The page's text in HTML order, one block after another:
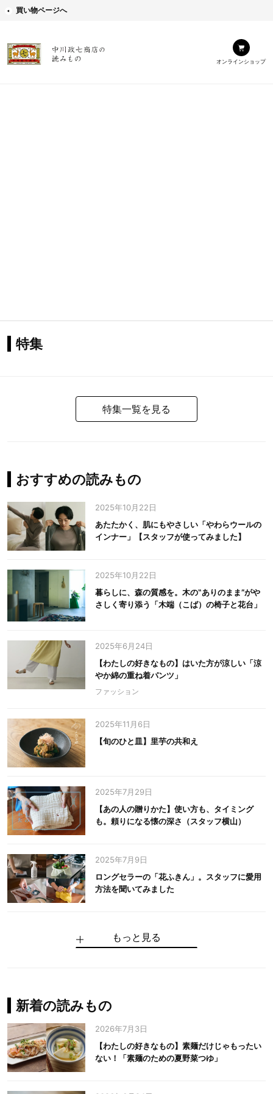
買い物ページへ
オンラインショップ
特集
特集一覧を見る
おすすめの読みもの
2025年10月22日
あたたかく、肌にもやさしい「やわらウールの
インナー」【スタッフが使ってみました】
2025年10月22日
暮らしに、森の質感を。木の‟ありのまま”がや
さしく寄り添う「木端（こば）の椅子と花台」
2025年6月24日
【わたしの好きなもの】はいた方が涼しい「涼
やか綿の重ね着パンツ」
ファッション
2025年11月6日
【旬のひと皿】里芋の共和え
2025年7月29日
【あの人の贈りかた】使い方も、タイミング
も。頼りになる懐の深さ（スタッフ横山）
2025年7月9日
ロングセラーの「花ふきん」。スタッフに愛用
方法を聞いてみました
手仕事だからできる“いいもの”を作り続ける。
麻の老舗が届けたい、麻の魅力をのせた衣「中
中川政七商店の謎を解く、6つの問いと1つの答
100年先の日本に工芸があるように。中川政七
中川政七商店スタッフが綴る「今日も、土鍋ま
【わたしの好きなもの】素麺だけじゃもったい
もっと見る
新着の読みもの
2026年7月3日
【わたしの好きなもの】素麺だけじゃもったい
ない！「素麺のための夏野菜つゆ」